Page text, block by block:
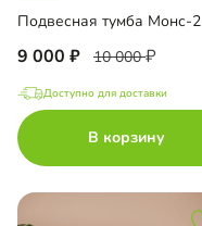
Подвесная тумба Монс-2
9 000 10 000
Доступно для доставки
В корзину